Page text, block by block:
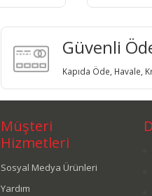
Güvenli
Kapıda Öde, Havale,
Müşteri
Hizmetleri
Sosyal Medya Ürünleri
Yardım